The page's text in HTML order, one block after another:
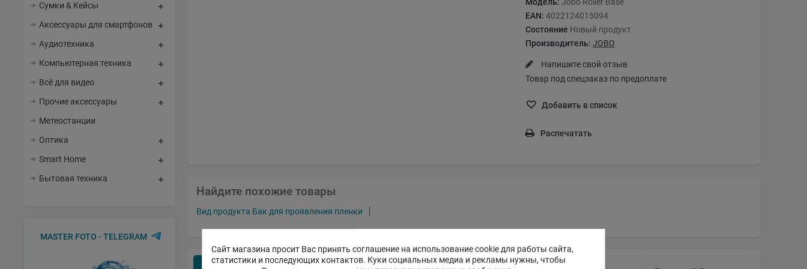
Сайт магазина просит Вас принять соглашение на использование cookie для работы сайта,
статистики и последующих контактов. Куки социальных медиа и рекламы нужны, чтобы
Сумки & Кейсы
Аксессуары для смартфонов
Аудиотехника
Компьютерная техника
Всё для видео
Прочие аксессуары
Метеостанции
Оптика
Smart Home
Бытовая техника
MASTER FOTO - TELEGRAM
EAN: 4022124015094
Состояние Новый продукт
Производитель: JOBO
Напишите свой отзыв
Товар под спецзаказ по предоплате
Добавить в список
Распечатать
Найдите похожие товары
Вид продукта Бак для проявления пленки